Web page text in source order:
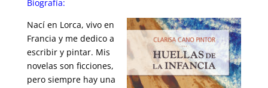
Biografía:
Nací en Lorca, vivo en
Francia y me dedico a
escribir y pintar. Mis
novelas son ficciones,
pero siempre hay una